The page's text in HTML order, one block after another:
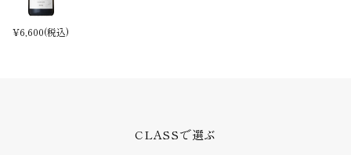
¥6,600(税込)
CLASSで選ぶ